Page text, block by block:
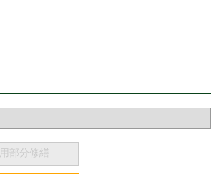
部分修繕